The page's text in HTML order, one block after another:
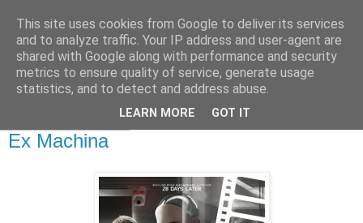
Ex Machina
This site uses cookies from Google to deliver its services
and to analyze traffic. Your IP address and user-agent are
shared with Google along with performance and security
metrics to ensure quality of service, generate usage
statistics, and to detect and address abuse.
LEARN MORE GOT IT